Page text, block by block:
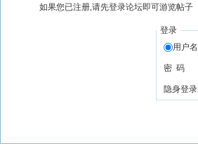
如果您已注册,请先登录论坛即可游览帖子
登录
用户名
密 码
隐身登录